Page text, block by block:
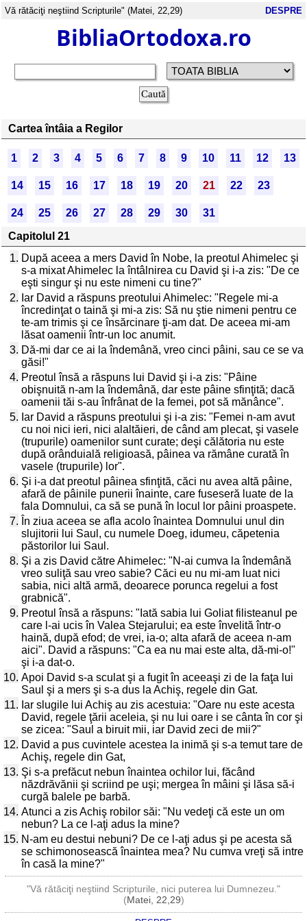
Vă rătăciţi neştiind Scripturile" (Matei, 22,29) DESPRE
BibliaOrtodoxa.ro
Cartea întâia a Regilor
1 2 3 4 5 6 7 8 9 10 11 12 13
14 15 16 17 18 19 20 21 22 23
24 25 26 27 28 29 30
31
Capitolul 21
1. După aceea a mers David în Nobe, la preotul Ahimelec şi
s-a mixat Ahimelec la întâlnirea cu David şi i-a zis: "De ce
eşti singur şi nu este nimeni cu tine?"
2. Iar David a răspuns preotului Ahimelec: "Regele mi-a
încredinţat o taină şi mi-a zis: Să nu ştie nimeni pentru ce
te-am trimis şi ce însărcinare ţi-am dat. De aceea mi-am
lăsat oamenii într-un loc anumit.
3. Dă-mi dar ce ai la îndemână, vreo cinci pâini, sau ce se va
găsi!"
4. Preotul însă a răspuns lui David şi i-a zis: "Pâine
obişnuită n-am la îndemână, dar este pâine sfinţită; dacă
oamenii tăi s-au înfrânat de la femei, pot să mănânce".
5. Iar David a răspuns preotului şi i-a zis: "Femei n-am avut
cu noi nici ieri, nici alaltăieri, de când am plecat, şi vasele
(trupurile) oamenilor sunt curate; deşi călătoria nu este
după orânduială religioasă, pâinea va rămâne curată în
vasele (trupurile) lor".
6. Şi i-a dat preotul pâinea sfinţită, căci nu avea altă pâine,
afară de pâinile punerii înainte, care fuseseră luate de la
fala Domnului, ca să se pună în locul lor pâini proaspete.
7. În ziua aceea se afla acolo înaintea Domnului unul din
slujitorii lui Saul, cu numele Doeg, idumeu, căpetenia
păstorilor lui Saul.
8. Şi a zis David către Ahimelec: "N-ai cumva la îndemână
vreo suliţă sau vreo sabie? Căci eu nu mi-am luat nici
sabia, nici altă armă, deoarece porunca regelui a fost
grabnică".
9. Preotul însă a răspuns: "Iată sabia lui Goliat filisteanul pe
care l-ai ucis în Valea Stejarului; ea este învelită într-o
haină, după efod; de vrei, ia-o; alta afară de aceea n-am
aici". David a răspuns: "Ca ea nu mai este alta, dă-mi-o!"
şi i-a dat-o.
10. Apoi David s-a sculat şi a fugit în aceeaşi zi de la faţa lui
Saul şi a mers şi s-a dus la Achiş, regele din Gat.
11. Iar slugile lui Achiş au zis acestuia: "Oare nu este acesta
David, regele ţării aceleia, şi nu lui oare i se cânta în cor şi
se zicea: "Saul a biruit mii, iar David zeci de mii?"
12. David a pus cuvintele acestea la inimă şi s-a temut tare de
Achiş, regele din Gat,
13. Şi s-a prefăcut nebun înaintea ochilor lui, făcând
năzdrăvănii şi scriind pe uşi; mergea în mâini şi lăsa să-i
curgă balele pe barbă.
14. Atunci a zis Achiş robilor săi: "Nu vedeţi că este un om
nebun? La ce l-aţi adus la mine?
15. N-am eu destui nebuni? De ce l-aţi adus şi pe acesta să
se schimonosească înaintea mea? Nu cumva vreţi să intre
în casă la mine?"
"Vă rătăciţi neştiind Scripturile, nici puterea lui Dumnezeu."
(Matei, 22,29)